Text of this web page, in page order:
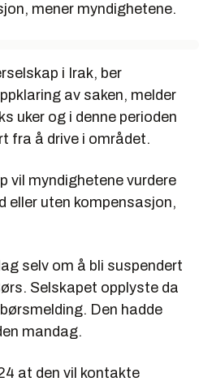
mener myndighetene.
i Irak, ber
av saken, melder
uker og i denne perioden
fra å drive i området.
vil myndighetene vurdere
eller uten kompensasjon,
selv om å bli suspendert
Selskapet opplyste da
Den hadde
mandag.
at den vil kontakte